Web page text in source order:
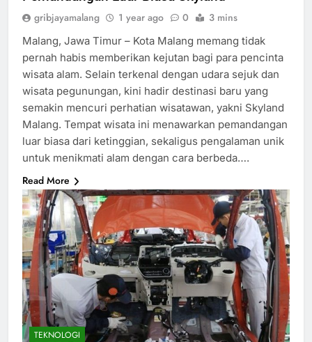
gribjayamalang 1 year ago 0 3 mins
Malang, Jawa Timur – Kota Malang memang tidak
pernah habis memberikan kejutan bagi para pencinta
wisata alam. Selain terkenal dengan udara sejuk dan
wisata pegunungan, kini hadir destinasi baru yang
semakin mencuri perhatian wisatawan, yakni Skyland
Malang. Tempat wisata ini menawarkan pemandangan
luar biasa dari ketinggian, sekaligus pengalaman unik
untuk menikmati alam dengan cara berbeda….
Read More
TEKNOLOGI